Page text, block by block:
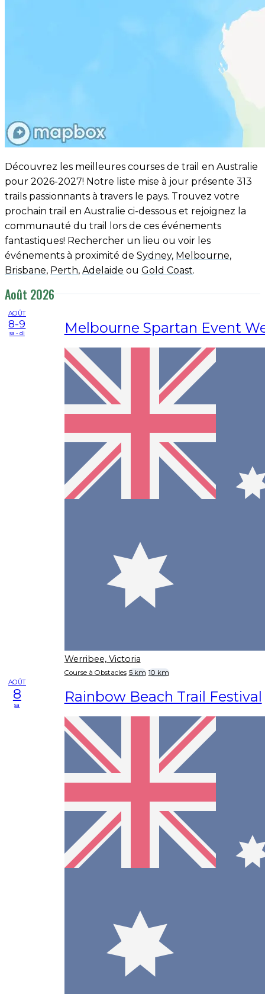
Découvrez les meilleures courses de trail en Australie
pour 2026-2027! Notre liste mise à jour présente 313
trails passionnants à travers le pays. Trouvez votre
prochain trail en Australie ci-dessous et rejoignez la
communauté du trail lors de ces événements
fantastiques! Rechercher un lieu ou voir les
événements à proximité de Sydney, Melbourne,
Brisbane, Perth, Adelaide ou Gold Coast.
Août 2026
AOÛT
8-9
sa - di Melbourne Spartan Event
Werribee, Victoria
Course à Obstacles 5 km 10 km
AOÛT
8
sa Rainbow Beach Trail Festival